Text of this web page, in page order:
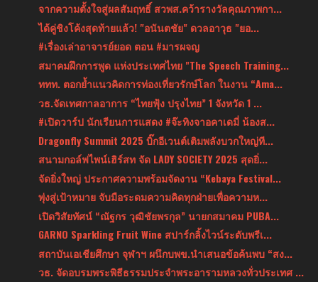
จากความตั้งใจสู่ผลสัมฤทธิ์ สวพส.คว้ารางวัลคุณภาพกา...
ได้คู่ชิงโค้งสุดท้ายแล้ว! "อนันตชัย" ดวลอาวุธ "ยอ...
#เรื่องเล่าอาจารย์ยอด ตอน #มารผจญ
สมาคมฝึกการพูด แห่งประเทศไทย "The Speech Training...
ททท. ตอกย้ำแนวคิดการท่องเที่ยวรักษ์โลก ในงาน “Ama...
วธ.จัดเทศกาลอาการ “ไทยฟุ้ง ปรุงไทย” 1 จังหวัด 1 ...
#เปิดวาร์ป นักเรียนการแสดง #จ๊ะทิงจาอคาเดมี่ น้องส...
Dragonfly Summit 2025 บิ๊กอีเวนต์เติมพลังบวกใหญ่ที...
สนามกอล์ฟไพน์เฮิร์สท จัด LADY SOCIETY 2025 สุดยิ่...
จัดยิ่งใหญ่ ประกาศความพร้อมจัดงาน “Kebaya Festival...
พุ่งสู่เป้าหมาย จับมือระดมความคิดทุกฝ่ายเพื่อความห...
เปิดวิสัยทัศน์ “ณัฐกร วุฒิชัยพรกุล” นายกสมาคม PUBA...
GARNO Sparkling Fruit Wine สปาร์กลิ้งไวน์ระดับพรีเ...
สถาบันเอเชียศึกษา จุฬาฯ ผนึกบพข.นำเสนอข้อค้นพบ “สง...
วธ. จัดอบรมพระพิธีธรรมประจำพระอารามหลวงทั่วประเทศ ...